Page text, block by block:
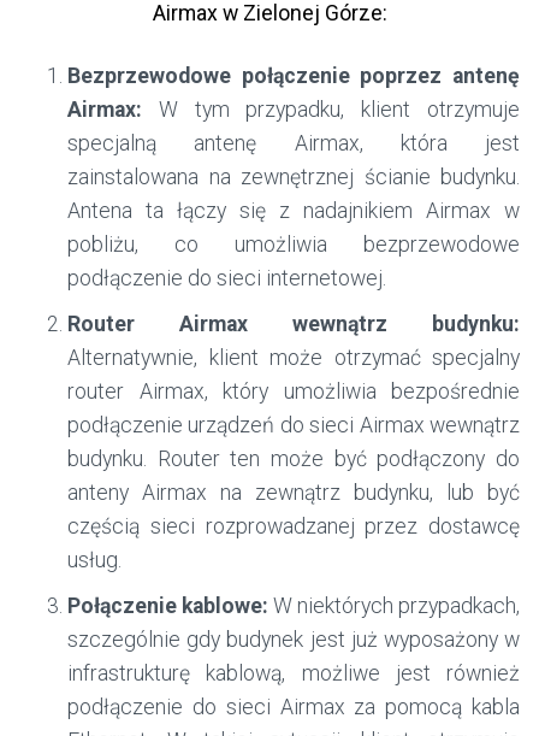
Airmax w Zielonej Górze:
Bezprzewodowe połączenie poprzez antenę
Airmax: W tym przypadku, klient otrzymuje
specjalną antenę Airmax, która jest
zainstalowana na zewnętrznej ścianie budynku.
Antena ta łączy się z nadajnikiem Airmax w
pobliżu, co umożliwia bezprzewodowe
podłączenie do sieci internetowej.
Router Airmax wewnątrz budynku:
Alternatywnie, klient może otrzymać specjalny
router Airmax, który umożliwia bezpośrednie
podłączenie urządzeń do sieci Airmax wewnątrz
budynku. Router ten może być podłączony do
anteny Airmax na zewnątrz budynku, lub być
częścią sieci rozprowadzanej przez dostawcę
usług.
Połączenie kablowe: W niektórych przypadkach,
szczególnie gdy budynek jest już wyposażony w
infrastrukturę kablową, możliwe jest również
podłączenie do sieci Airmax za pomocą kabla